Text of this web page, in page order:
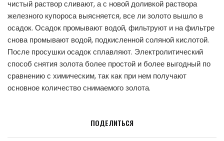
чистый раствор сливают, а с новой доливкой раствора
железного купороса выясняется, все ли золото вышло в
осадок. Осадок промывают водой, фильтруют и на фильтре
снова промывают водой, подкисленной соляной кислотой.
После просушки осадок сплавляют. Электролитический
способ снятия золота более простой и более выгодный по
сравнению с химическим, так как при нем получают
основное количество снимаемого золота.
ПОДЕЛИТЬСЯ